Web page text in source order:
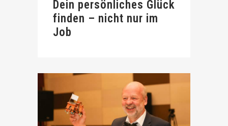
Dein persönliches Glück
finden – nicht nur im
Job